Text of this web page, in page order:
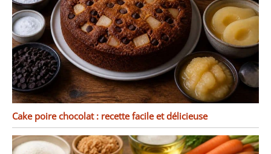
Cake poire chocolat : recette facile et délicieuse